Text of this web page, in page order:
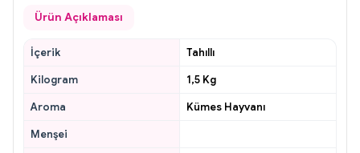
Ürün Açıklaması
İçerik
Tahıllı
Kilogram
1,5 Kg
Aroma
Kümes Hayvanı
Menşei